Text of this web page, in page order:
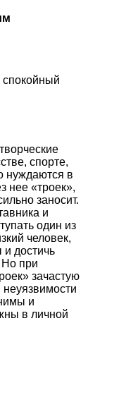
спорте,
нуждаются в
нее «троек»,
заносит.
и
один из
человек,
и достичь
Но при
зачастую
и
в личной